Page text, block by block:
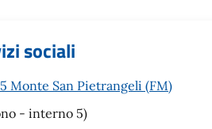
sociali
Monte San Pietrangeli (FM)
- interno 5)